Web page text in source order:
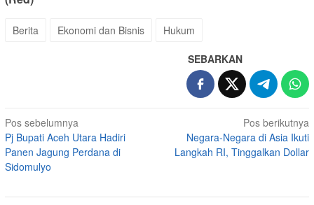
Berita Ekonomi dan Bisnis Hukum
SEBARKAN
Navigasi
pos
Pos sebelumnya
Pj Bupati Aceh Utara Hadiri
Panen Jagung Perdana di
Sidomulyo
Pos berikutnya
Negara-Negara di Asia Ikuti
Langkah RI, Tinggalkan Dollar